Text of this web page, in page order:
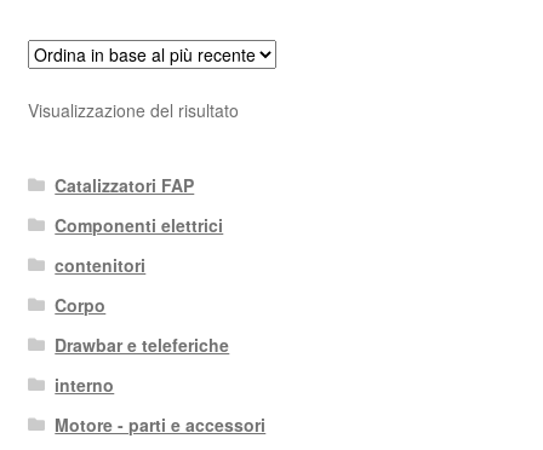
Visualizzazione del risultato
Catalizzatori FAP
Componenti elettrici
contenitori
Corpo
Drawbar e teleferiche
interno
Motore - parti e accessori